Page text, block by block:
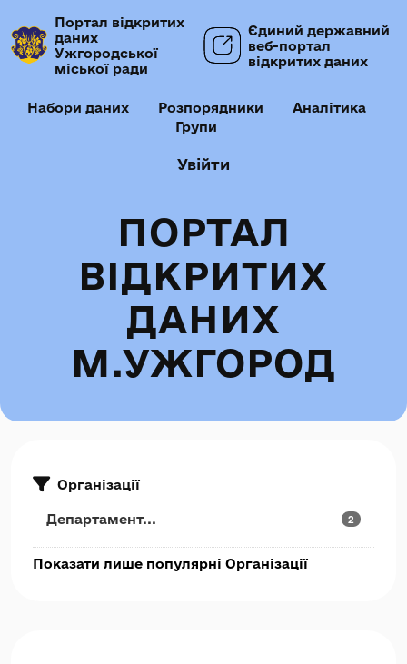
Портал відкритих
даних
Ужгородської
міської ради
Єдиний державний
веб-портал
відкритих даних
Набори даних Розпорядники
Аналітика
Групи
Увійти
ПОРТАЛ
ВІДКРИТИХ
ДАНИХ
М.УЖГОРОД
Організації
Департамент... 2
Показати лише популярні Організації